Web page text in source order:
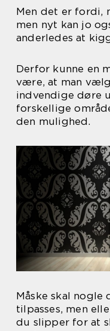
Men det er fordi,
men nyt kan jo
anderledes at
Derfor kunne en
være, at man
indvendige døre
forskellige
den mulighed.
Måske skal
tilpasses, men
du slipper for at